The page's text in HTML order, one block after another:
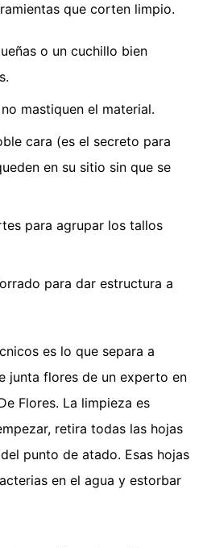
que corten limpio.
o un cuchillo bien
mastiquen el material.
cara (es el secreto para
en su sitio sin que se
para agrupar los tallos
para dar estructura a
es lo que separa a
junta flores de un experto en
Flores. La limpieza es
retira todas las hojas
punto de atado. Esas hojas
en el agua y estorbar